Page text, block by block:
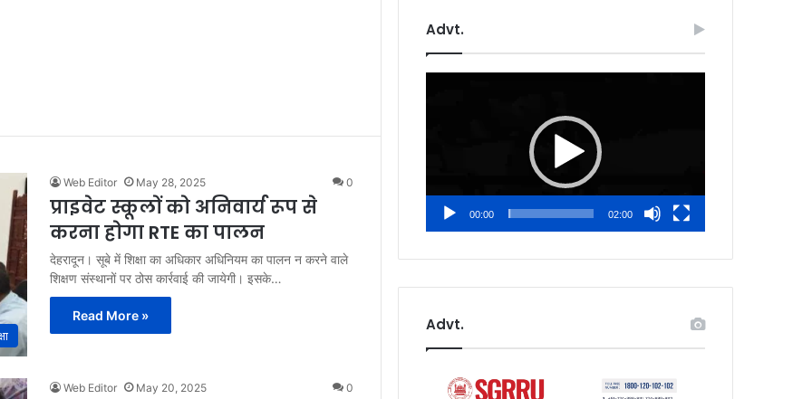
Web Editor May 28, 2025 0
प्राइवेट स्कूलों को अनिवार्य रूप से
करना होगा RTE का पालन
देहरादून। सूबे में शिक्षा का अधिकार अधिनियम का पालन न करने वाले
शिक्षण संस्थानों पर ठोस कार्रवाई की जायेगी। इसके…
Read More »
Web Editor May 20, 2025 0
Advt.
00:00 02:00
Advt.